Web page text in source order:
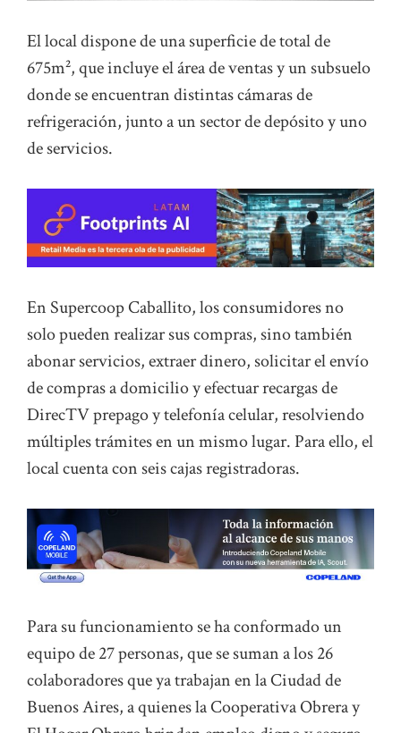
El local dispone de una superficie de total de
675m², que incluye el área de ventas y un subsuelo
donde se encuentran distintas cámaras de
refrigeración, junto a un sector de depósito y uno
de servicios.
En Supercoop Caballito, los consumidores no
solo pueden realizar sus compras, sino también
abonar servicios, extraer dinero, solicitar el envío
de compras a domicilio y efectuar recargas de
DirecTV prepago y telefonía celular, resolviendo
múltiples trámites en un mismo lugar. Para ello, el
local cuenta con seis cajas registradoras.
Para su funcionamiento se ha conformado un
equipo de 27 personas, que se suman a los 26
colaboradores que ya trabajan en la Ciudad de
Buenos Aires, a quienes la Cooperativa Obrera y